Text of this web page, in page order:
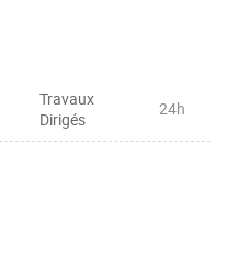
Travaux
Dirigés
24h